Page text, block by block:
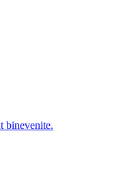
binevenite.